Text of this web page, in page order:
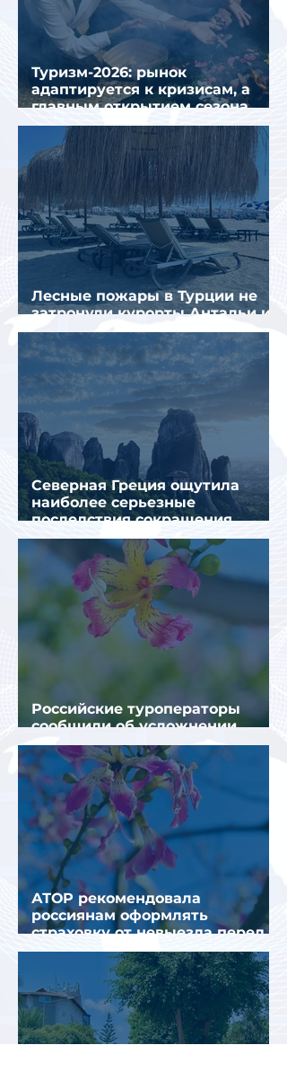
Туризм-2026: рынок
адаптируется к кризисам, а
главным открытием сезона
стал Вьетнам
Лесные пожары в Турции не
затронули курорты Антальи и
Муглы
Северная Греция ощутила
наиболее серьезные
последствия сокращения
турпотока из России
Российские туроператоры
сообщили об усложнении
получения виз в Грецию
АТОР рекомендовала
россиянам оформлять
страховку от невыезда перед
поездкой в Грецию